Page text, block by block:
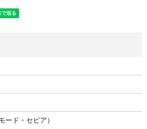
ード・セピア）